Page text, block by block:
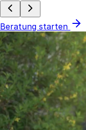
Beratung starten